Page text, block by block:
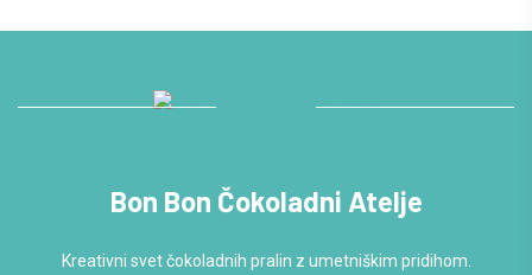
Bon Bon Čokoladni Atelje
Kreativni svet čokoladnih pralin z umetniškim pridihom.